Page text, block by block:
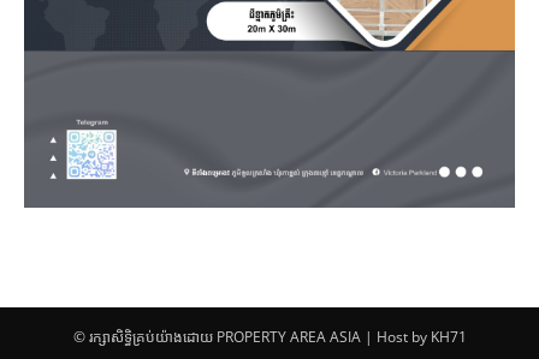
© រក្សាសិទ្ធិគ្រប់យ៉ាងដោយ PROPERTY AREA ASIA | Host by KH71